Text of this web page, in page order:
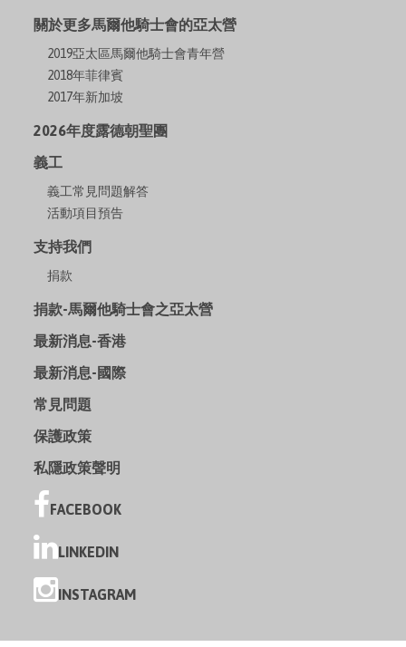
關於更多馬爾他騎士會的亞太營
2019亞太區馬爾他騎士會青年營
2018年菲律賓
2017年新加坡
2026年度露德朝聖團
義工
義工常見問題解答
活動項目預告
支持我們
捐款
捐款-馬爾他騎士會之亞太營
最新消息-香港
最新消息-國際
常見問題
保護政策
私隱政策聲明
FACEBOOK
LINKEDIN
INSTAGRAM